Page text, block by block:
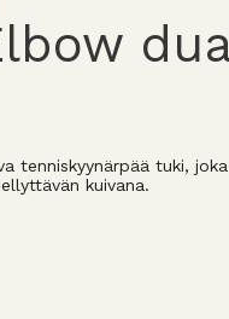
tenniskyynärpää tuki,
kuivana.